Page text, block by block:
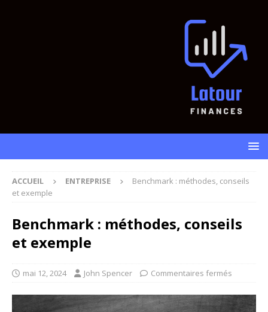
ACCUEIL ENTREPRISE
Benchmark : méthodes, conseils
et exemple
Benchmark : méthodes, conseils
et exemple
mai 12, 2024 John Spencer Commentaires fermés